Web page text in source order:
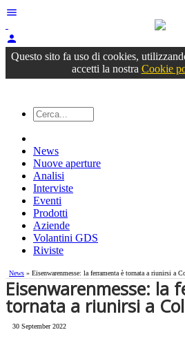
menu
person
Questo sito fa uso di cookies,
accetti la nostra Cookie
News
Nuove aperture
Analisi
Interviste
Eventi
Prodotti
Aziende
Volantini GDS
Riviste
News » Eisenwarenmesse: la ferramenta è tornata a riunirsi a
Eisenwarenmesse: la
tornata a riunirsi a
30 September 2022